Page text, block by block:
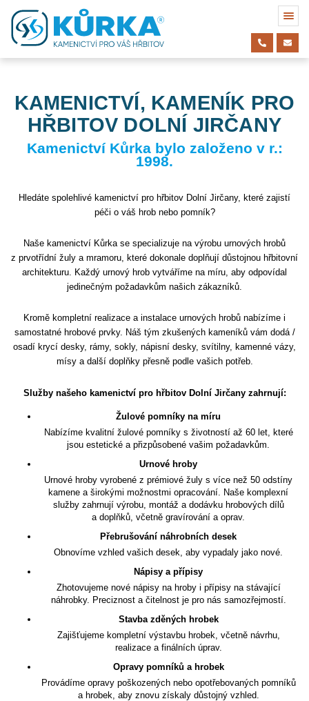
KAMENICTVÍ, KAMENÍK PRO
HŘBITOV DOLNÍ JIRČANY
Kamenictví Kůrka bylo založeno v r.:
1998.
Hledáte spolehlivé kamenictví pro hřbitov Dolní Jirčany, které zajistí
péči o váš hrob nebo pomník?
Naše kamenictví Kůrka se specializuje na výrobu urnových hrobů
z prvotřídní žuly a mramoru, které dokonale doplňují důstojnou hřbitovní
architekturu. Každý urnový hrob vytváříme na míru, aby odpovídal
jedinečným požadavkům našich zákazníků.
Kromě kompletní realizace a instalace urnových hrobů nabízíme i
samostatné hrobové prvky. Náš tým zkušených kameníků vám dodá /
osadí krycí desky, rámy, sokly, nápisní desky, svítilny, kamenné vázy,
mísy a další doplňky přesně podle vašich potřeb.
Služby našeho kamenictví pro hřbitov Dolní Jirčany zahrnují:
Žulové pomníky na míru
Nabízíme kvalitní žulové pomníky s životností až 60 let, které
jsou estetické a přizpůsobené vašim požadavkům.
Urnové hroby
Urnové hroby vyrobené z prémiové žuly s více než 50 odstíny
kamene a širokými možnostmi opracování. Naše komplexní
služby zahrnují výrobu, montáž a dodávku hrobových dílů
a doplňků, včetně gravírování a oprav.
Přebrušování náhrobních desek
Obnovíme vzhled vašich desek, aby vypadaly jako nové.
Nápisy a přípisy
Zhotovujeme nové nápisy na hroby i přípisy na stávající
náhrobky. Preciznost a čitelnost je pro nás samozřejmostí.
Stavba zděných hrobek
Zajišťujeme kompletní výstavbu hrobek, včetně návrhu,
realizace a finálních úprav.
Opravy pomníků a hrobek
Provádíme opravy poškozených nebo opotřebovaných pomníků
a hrobek, aby znovu získaly důstojný vzhled.